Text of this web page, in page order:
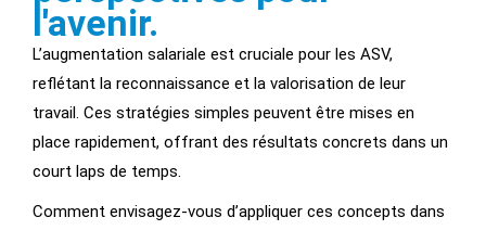
l'avenir.
L’augmentation salariale est cruciale pour les ASV,
reflétant la reconnaissance et la valorisation de leur
travail. Ces stratégies simples peuvent être mises en
place rapidement, offrant des résultats concrets dans un
court laps de temps.
Comment envisagez-vous d’appliquer ces concepts dans